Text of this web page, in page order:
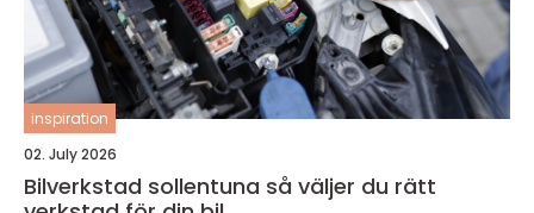
inspiration
02. July 2026
Bilverkstad sollentuna så väljer du rätt